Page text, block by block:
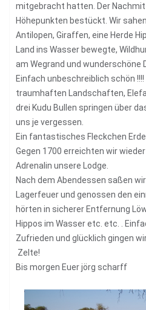
mitgebracht hatten. Der
Höhepunkten bestückt. Wir
Antilopen, Giraffen, eine Herde
Land ins Wasser bewegte,
am Wegrand und wunderschöne
Einfach unbeschreiblich schön
traumhaften Landschaften,
drei Kudu Bullen springen über
uns je vergessen.
Ein fantastisches Fleckchen Erde.
Gegen 1700 erreichten wir
Adrenalin unsere Lodge.
Nach dem Abendessen saßen
Lagerfeuer und genossen den
hörten in sicherer Entfernung
Hippos im Wasser etc. etc. .
Zufrieden und glücklich gingen
Zelte!
Bis morgen Euer jörg scharff